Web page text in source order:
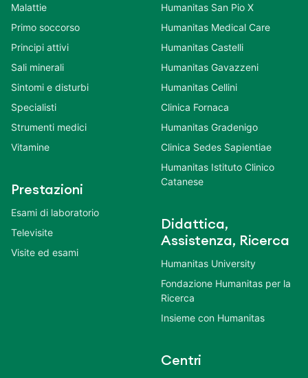
Malattie
Primo soccorso
Principi attivi
Sali minerali
Sintomi e disturbi
Specialisti
Strumenti medici
Vitamine
Prestazioni
Esami di laboratorio
Televisite
Visite ed esami
Humanitas San Pio X
Humanitas Medical Care
Humanitas Castelli
Humanitas Gavazzeni
Humanitas Cellini
Clinica Fornaca
Humanitas Gradenigo
Clinica Sedes Sapientiae
Humanitas Istituto Clinico
Catanese
Didattica,
Assistenza, Ricerca
Humanitas University
Fondazione Humanitas per la
Ricerca
Insieme con Humanitas
Centri